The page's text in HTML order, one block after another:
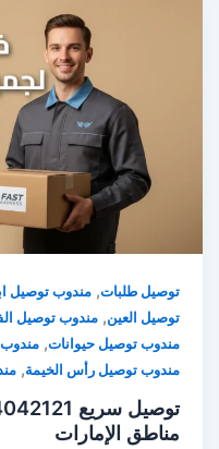
توصيل طلبات,مندوب توصيل
توصيل العين,مندوب توصيل
مندوب توصيل حيوانات,
مندوب توصيل رأس الخيمة,
توصيل سريع 0544042121
مناطق الإمارات